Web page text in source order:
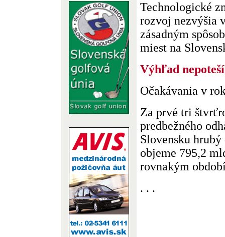
Technologické
rozvoj nezvýšia
zásadným
miest na
Výhľad nepoteší
Očakávania v
Za prvé tri
predbežného
Slovensku
objeme 795,2
rovnakým
. . .